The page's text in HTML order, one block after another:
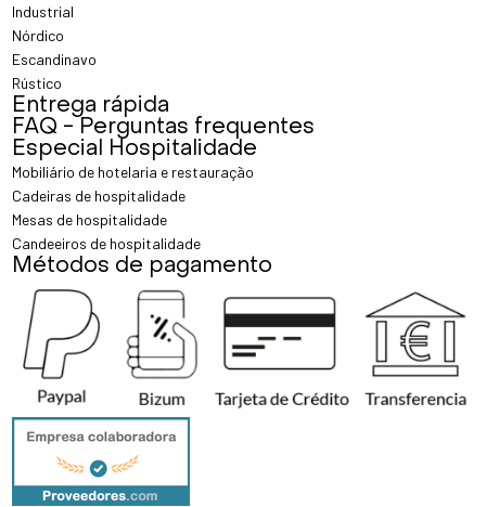
Industrial
Nórdico
Escandinavo
Rústico
Entrega rápida
FAQ - Perguntas frequentes
Especial Hospitalidade
Mobiliário de hotelaria e restauração
Cadeiras de hospitalidade
Mesas de hospitalidade
Candeeiros de hospitalidade
Métodos de pagamento